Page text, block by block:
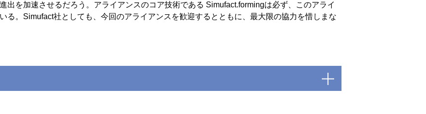
出を加速させるだろう。アライアンスのコア技術である Simufact.formingは必ず、このアライ
る。Simufact社としても、今回のアライアンスを歓迎するとともに、最大限の協力を惜しまな